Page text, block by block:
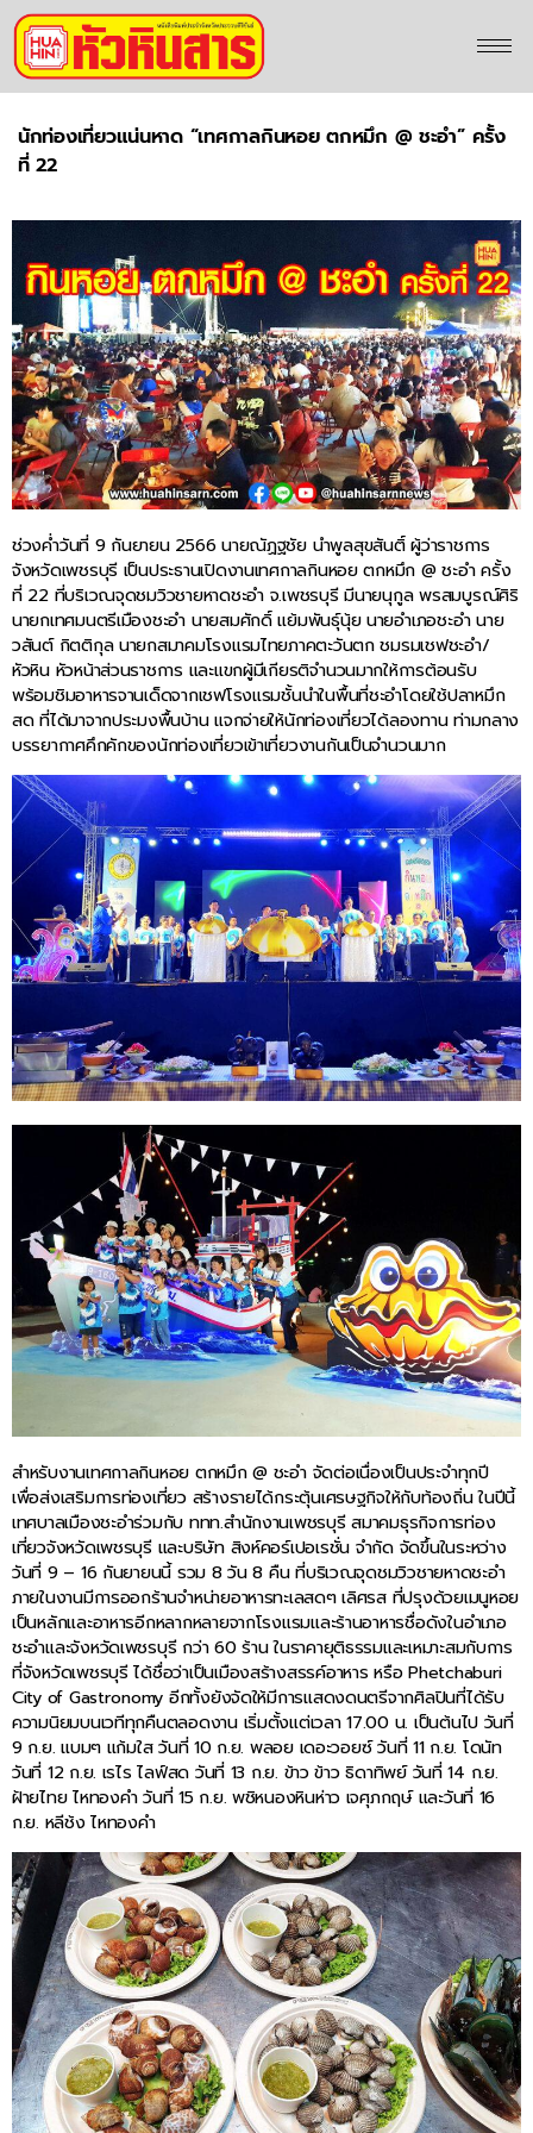
นักท่องเที่ยวแน่นหาด “เทศกาลกินหอย ตกหมึก @ ชะอำ” ครั้ง
ที่ 22
ช่วงค่ำวันที่ 9 กันยายน 2566 นายณัฏฐชัย นำพูลสุขสันติ์ ผู้ว่าราชการ
จังหวัดเพชรบุรี เป็นประธานเปิดงานเทศกาลกินหอย ตกหมึก @ ชะอำ ครั้ง
ที่ 22 ที่บริเวณจุดชมวิวชายหาดชะอำ จ.เพชรบุรี มีนายนุกูล พรสมบูรณ์ศิริ
นายกเทศมนตรีเมืองชะอำ นายสมศักดิ์ แย้มพันธุ์นุ้ย นายอำเภอชะอำ นาย
วสันต์ กิตติกุล นายกสมาคมโรงแรมไทยภาคตะวันตก ชมรมเชฟชะอำ/
หัวหิน หัวหน้าส่วนราชการ และแขกผู้มีเกียรติจำนวนมากให้การต้อนรับ
พร้อมชิมอาหารจานเด็ดจากเชฟโรงแรมชั้นนำในพื้นที่ชะอำโดยใช้ปลาหมึก
สด ที่ได้มาจากประมงพื้นบ้าน แจกจ่ายให้นักท่องเที่ยวได้ลองทาน ท่ามกลาง
บรรยากาศคึกคักของนักท่องเที่ยวเข้าเที่ยวงานกันเป็นจำนวนมาก
สำหรับงานเทศกาลกินหอย ตกหมึก @ ชะอำ จัดต่อเนื่องเป็นประจำทุกปี
เพื่อส่งเสริมการท่องเที่ยว สร้างรายได้กระตุ้นเศรษฐกิจให้กับท้องถิ่น ในปีนี้
เทศบาลเมืองชะอำร่วมกับ ททท.สำนักงานเพชรบุรี สมาคมธุรกิจการท่อง
เที่ยวจังหวัดเพชรบุรี และบริษัท สิงห์คอร์เปอเรชั่น จำกัด จัดขึ้นในระหว่าง
วันที่ 9 – 16 กันยายนนี้ รวม 8 วัน 8 คืน ที่บริเวณจุดชมวิวชายหาดชะอำ
ภายในงานมีการออกร้านจำหน่ายอาหารทะเลสดๆ เลิศรส ที่ปรุงด้วยเมนูหอย
เป็นหลักและอาหารอีกหลากหลายจากโรงแรมและร้านอาหารชื่อดังในอำเภอ
ชะอำและจังหวัดเพชรบุรี กว่า 60 ร้าน ในราคายุติธรรมและเหมาะสมกับการ
ที่จังหวัดเพชรบุรี ได้ชื่อว่าเป็นเมืองสร้างสรรค์อาหาร หรือ Phetchaburi
City of Gastronomy อีกทั้งยังจัดให้มีการแสดงดนตรีจากศิลปินที่ได้รับ
ความนิยมบนเวทีทุกคืนตลอดงาน เริ่มตั้งแต่เวลา 17.00 น. เป็นต้นไป วันที่
9 ก.ย. แบมๆ แก้มใส วันที่ 10 ก.ย. พลอย เดอะวอยซ์ วันที่ 11 ก.ย. โดนัท
วันที่ 12 ก.ย. เรไร ไลฟ์สด วันที่ 13 ก.ย. ข้าว ข้าว ธิดาทิพย์ วันที่ 14 ก.ย.
ฝ้ายไทย ไหทองคำ วันที่ 15 ก.ย. พชิหนองหินห่าว เจศุภกฤษ์ และวันที่ 16
ก.ย. หลีช้ง ไหทองคำ